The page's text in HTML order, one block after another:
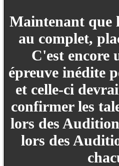
Maintenant que
au complet,
C'est encore
épreuve inédite
et celle-ci
confirmer les
lors des
lors des